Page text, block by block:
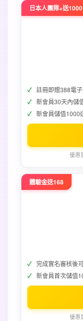
日本人團隊+送1000
註冊即贈388電
新會員30天內儲
新會員儲值1000
優惠
體驗金送168
完成實名審核後
新會員首次儲值
優惠